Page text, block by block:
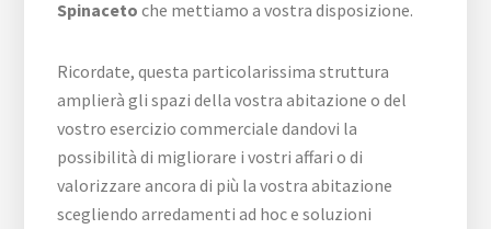
Spinaceto che mettiamo a vostra disposizione.
Ricordate, questa particolarissima struttura
amplierà gli spazi della vostra abitazione o del
vostro esercizio commerciale dandovi la
possibilità di migliorare i vostri affari o di
valorizzare ancora di più la vostra abitazione
scegliendo arredamenti ad hoc e soluzioni